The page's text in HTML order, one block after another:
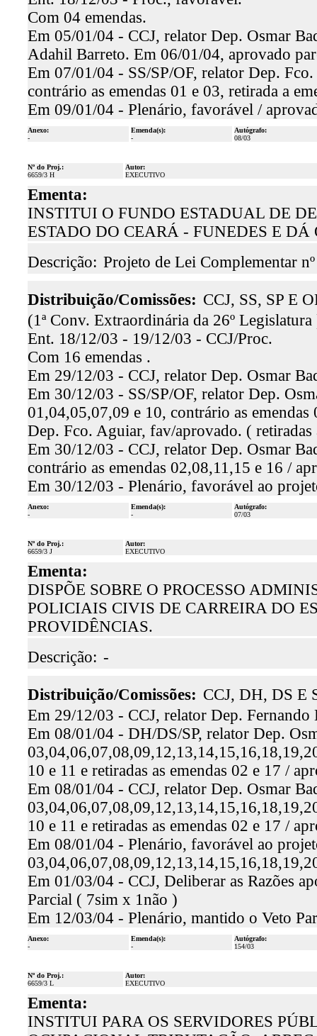
Com 04 emendas.
Em 05/01/04 - CCJ, relator Dep. Osmar
Adahil Barreto. Em 06/01/04, aprovado
Em 07/01/04 - SS/SP/OF, relator Dep.
contrário as emendas 01 e 03, retirada a
Em 09/01/04 - Plenário, favorável /
Anexo:
-
Emenda(s):
-
Autógrafo:
08/03
Nº do Proj.:
6659/3 H
Autor:
EXECUTIVO
Ementa:
INSTITUI O FUNDO ESTADUAL DE
ESTADO DO CEARÁ - FUNEDES E
Descrição: Projeto de Lei Complementar
Distribuição/Comissões: CCJ, SS, SP E
(1ª Conv. Extraordinária da 26º Legislatura
Ent. 18/12/03 - 19/12/03 - CCJ/Proc.
Com 16 emendas .
Em 29/12/03 - CCJ, relator Dep. Osmar
Em 30/12/03 - SS/SP/OF, relator Dep.
01,04,05,07,09 e 10, contrário as
Dep. Fco. Aguiar, fav/aprovado. ( retiradas
Em 30/12/03 - CCJ, relator Dep. Osmar
contrário as emendas 02,08,11,15 e 16 /
Em 30/12/03 - Plenário, favorável ao
Anexo:
-
Emenda(s):
-
Autógrafo:
07/03
Nº do Proj.:
6659/3 J
Autor:
EXECUTIVO
Ementa:
DISPÕE SOBRE O PROCESSO
POLICIAIS CIVIS DE CARREIRA DO
PROVIDÊNCIAS.
Descrição: -
Distribuição/Comissões: CCJ, DH, DS E
Em 29/12/03 - CCJ, relator Dep.
Em 08/01/04 - DH/DS/SP, relator Dep.
10 e 11 e retiradas as emendas 02 e 17 /
Em 08/01/04 - CCJ, relator Dep. Osmar
10 e 11 e retiradas as emendas 02 e 17 /
Em 08/01/04 - Plenário, favorável ao
Em 01/03/04 - CCJ, Deliberar as Razões
Parcial ( 7sim x 1não )
Em 12/03/04 - Plenário, mantido o Veto
Anexo:
-
Emenda(s):
-
Autógrafo:
154/03
Nº do Proj.:
6659/3 L
Autor:
EXECUTIVO
Ementa:
INSTITUI PARA OS SERVIDORES